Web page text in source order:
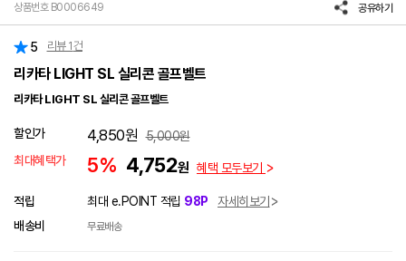
상품번호 B0006649 공유하기
5 리뷰 1건
리카타 LIGHT SL 실리콘 골프벨트
리카타 LIGHT SL 실리콘 골프벨트
할인가 4,850원 5,000원
최대혜택가
5% 4,752원 혜택 모두보기
적립 최대 e.POINT 적립 98P
자세히보기
배송비
무료배송